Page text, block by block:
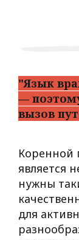
"Язык
—
вызов
Коренной
является
нужны
для